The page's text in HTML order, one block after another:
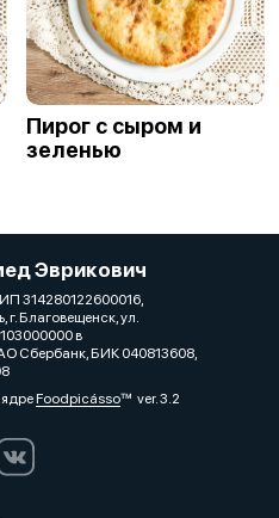
Пирог с сыром и
зеленью
Эврикович
314280122600016,
г. Благовещенск, ул.
в
Сбербанк, БИК 040813608,
Foodpicássover. 3.2